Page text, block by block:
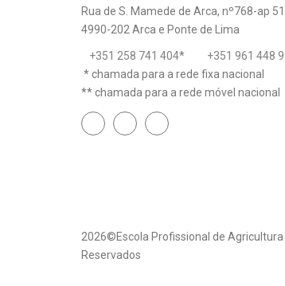
Rua de S. Mamede de Arca, nº768-ap 51
4990-202 Arca e Ponte de Lima
+351 258 741 404* +351 961 448
* chamada para a rede fixa nacional
** chamada para a rede móvel nacional
2026©Escola Profissional de
Reservados